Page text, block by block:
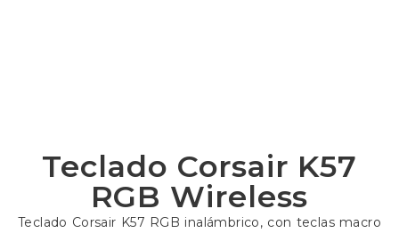
Teclado Corsair K57
RGB Wireless
Teclado Corsair K57 RGB inalámbrico, con teclas macro